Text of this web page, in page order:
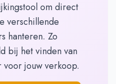
om direct
verschillende
hanteren. Zo
bij het vinden van
jouw verkoop.